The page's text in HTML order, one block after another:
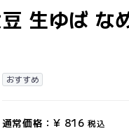
生ゆば な
おすすめ
通常価格：¥ 816 税込